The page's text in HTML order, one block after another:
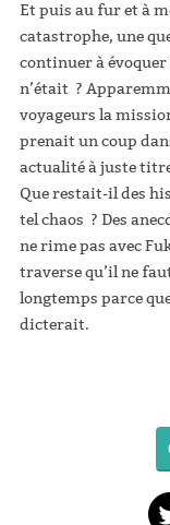
Et puis au fur et à
catastrophe, une
continuer à
n’était ?
voyageurs la
prenait un coup
actualité à juste
Que restait-il des
tel chaos ? Des
ne rime pas avec
traverse qu’il ne
longtemps parce
dicterait.